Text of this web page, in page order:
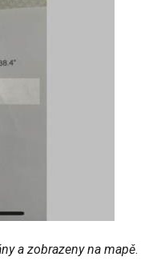
a zobrazeny na mapě.